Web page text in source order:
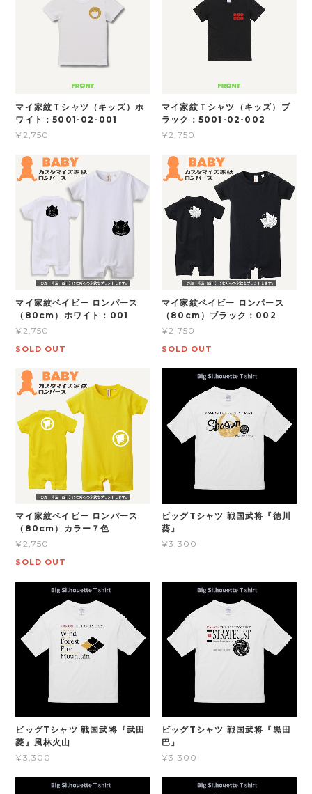
マイ家紋Ｔシャツ（キッズ）ホ
ワイト：5001-02-001
¥2,750
マイ家紋Ｔシャツ（キッズ）ブ
ラック：5001-02-002
¥2,750
マイ家紋ベイビー ロンパース
（80cm）ホワイト：001
¥2,750
SOLD OUT
マイ家紋ベイビー ロンパース
（80cm）ブラック：002
¥2,750
SOLD OUT
マイ家紋ベイビー ロンパース
（80cm）カラー７色
¥2,750
SOLD OUT
ビッグTシャツ 戦国武将『徳川
葵』
¥3,300
ビッグTシャツ 戦国武将『武田
菱』風林火山
¥3,300
ビッグTシャツ 戦国武将『黒田
巴』
¥3,300